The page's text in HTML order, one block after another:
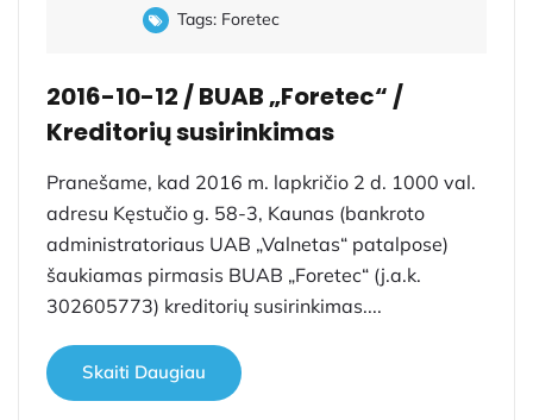
Tags: Foretec
2016-10-12 / BUAB „Foretec“ /
Kreditorių susirinkimas
Pranešame, kad 2016 m. lapkričio 2 d. 1000 val.
adresu Kęstučio g. 58-3, Kaunas (bankroto
administratoriaus UAB „Valnetas“ patalpose)
šaukiamas pirmasis BUAB „Foretec“ (j.a.k.
302605773) kreditorių susirinkimas....
Skaiti Daugiau